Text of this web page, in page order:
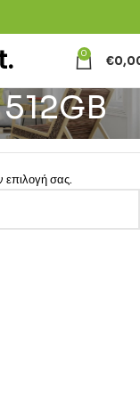
0 €
επιλογή σας.